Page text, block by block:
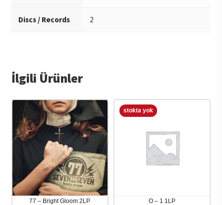
Discs / Records 2
İlgili Ürünler
77 – Bright Gloom 2LP O – 1 1LP